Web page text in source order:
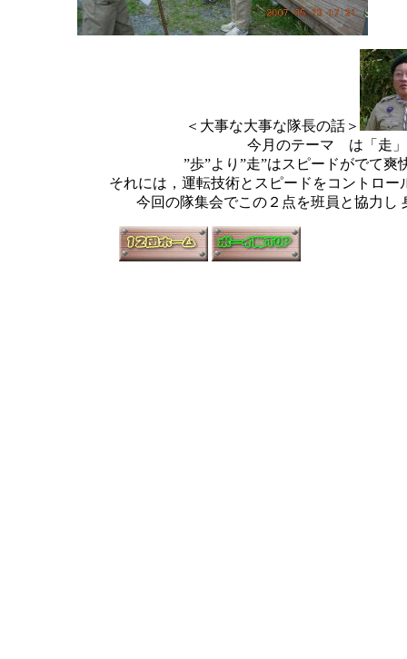
＜大事な大事な隊長の話＞
今月のテーマ は「走
”歩”より”走”はスピードがでて爽
それには，運転技術とスピードをコントロー
今回の隊集会でこの２点を班員と協力し